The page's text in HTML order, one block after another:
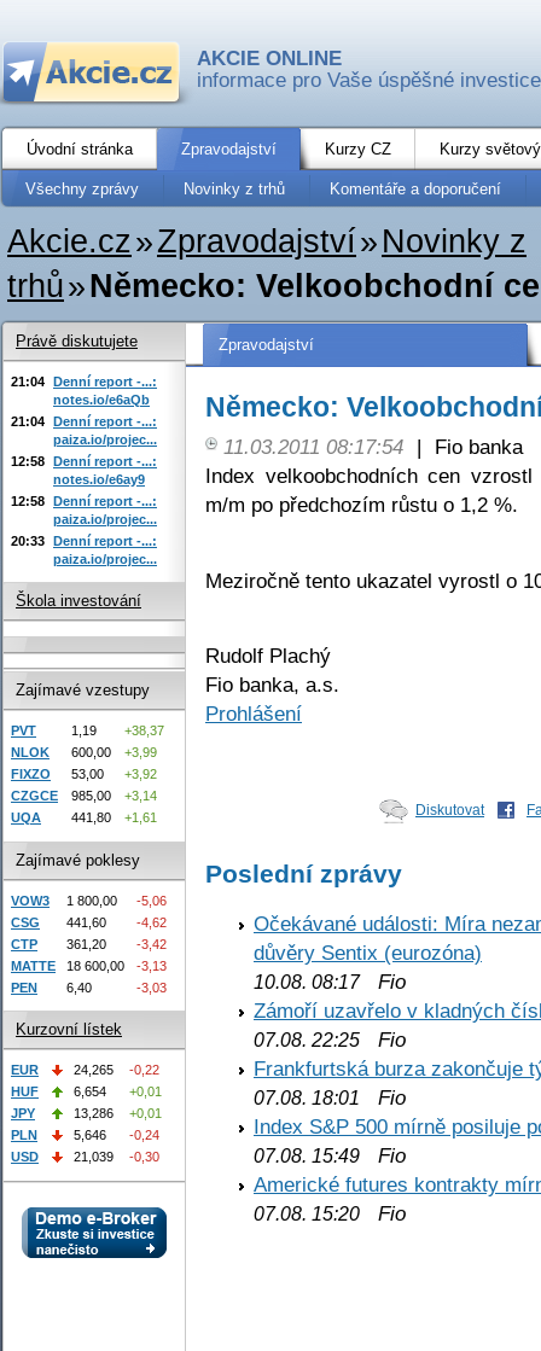
AKCIE ONLINE
informace pro Vaše úspěšné investice
Úvodní stránka Zpravodajství Kurzy CZ Kurzy
Všechny zprávy Novinky z trhů Komentáře a doporučení
Akcie.cz»Zpravodajství» Novinky z
trhů»Německo: Velkoobchodní
Zpravodajství
Německo:
11.03.2011 08:17:54 |
Fio banka
Index velkoobchodních cen
m/m po předchozím růstu o 1,2 %.
Meziročně tento ukazatel vyrostl o
Rudolf Plachý
Fio banka, a.s.
Prohlášení
Diskutovat
Poslední zprávy
Očekávané události: Míra
důvěry Sentix (eurozóna)
10.08. 08:17Fio
Zámoří uzavřelo v kladných
07.08. 22:25 Fio
Frankfurtská burza zakončuje
07.08. 18:01
Fio
Index S&P 500 mírně posiluje
07.08. 15:49 Fio
Americké futures kontrakty
07.08. 15:20 Fio
Právě diskutujete
21:04 Denní report -...:
notes.io/e6aQb
21:04 Denní report -...:
paiza.io/projec...
12:58 Denní report -...:
notes.io/e6ay9
12:58 Denní report -...:
paiza.io/projec...
20:33 Denní report -...:
paiza.io/projec...
Škola investování
Zajímavé vzestupy
PVT 1,19
+38,37
NLOK
600,00
+3,99
FIXZO
53,00
+3,92
CZGCE
985,00
+3,14
UQA
441,80 +1,61
Zajímavé poklesy
VOW3 1 800,00
-5,06
CSG
441,60
-4,62
CTP
361,20
-3,42
MATTE
18 600,00
-3,13
PEN
6,40 -3,03
Kurzovní lístek
EUR 24,265
-0,22
HUF
6,654
+0,01
JPY
13,286
+0,01
PLN
5,646
-0,24
USD
21,039 -0,30